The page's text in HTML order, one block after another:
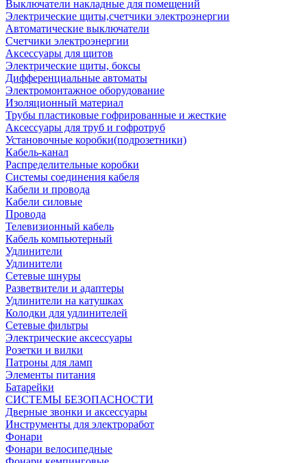
Выключатели накладные для помещений
Электрические щиты,счетчики электроэнергии
Автоматические выключатели
Счетчики электроэнергии
Аксессуары для щитов
Электрические щиты, боксы
Дифференциальные автоматы
Электромонтажное оборудование
Изоляционный материал
Трубы пластиковые гофрированные и жесткие
Аксессуары для труб и гофротруб
Установочные коробки(подрозетники)
Кабель-канал
Распределительные коробки
Системы соединения кабеля
Кабели и провода
Кабели силовые
Провода
Телевизионный кабель
Кабель компьютерный
Удлинители
Удлинители
Сетевые шнуры
Разветвители и адаптеры
Удлинители на катушках
Колодки для удлинителей
Сетевые фильтры
Электрические аксессуары
Розетки и вилки
Патроны для ламп
Элементы питания
Батарейки
СИСТЕМЫ БЕЗОПАСНОСТИ
Дверные звонки и аксессуары
Инструменты для электроработ
Фонари
Фонари велосипедные